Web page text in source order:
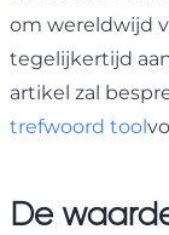
om wereldwijd
tegelijkertijd
artikel zal
trefwoord tool
De